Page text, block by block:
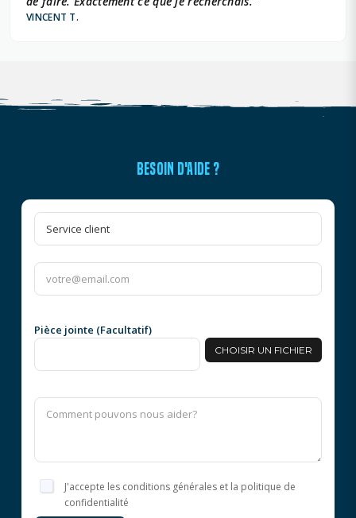
VINCENT T.
BESOIN D'AIDE ?
Pièce jointe (Facultatif)
CHOISIR UN FICHIER
J'accepte les conditions générales et la politique de
confidentialité